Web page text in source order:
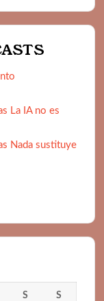
La IA no es
Nada sustituye
S S